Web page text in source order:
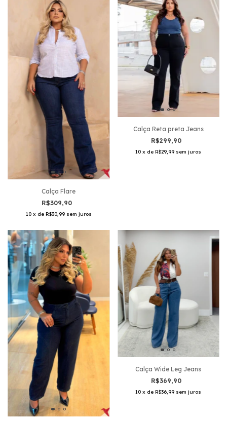
Calça Flare
R$309,90
10 x de R$30,99 sem juros
Calça Reta preta Jeans
R$299,90
10 x deR$29,99 sem juros
Calça Wide Leg Jeans
R$369,90
10 x deR$36,99 sem juros